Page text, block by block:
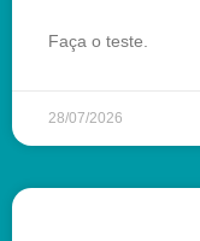
Faça o teste.
28/07/2026